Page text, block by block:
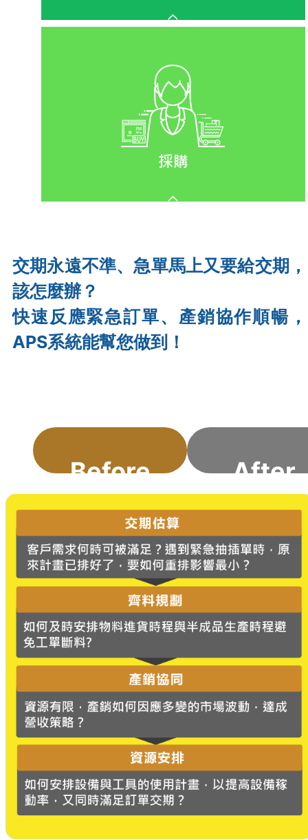
待料
計畫永遠趕不上變化，只好靠經驗決定該加
生管又通知停工待料了，到底該怎樣安排進
時程,才能滿足工單齊料？
交期永遠不準、急單馬上又要給交期，
該怎麼辦？
快速反應緊急訂單、產銷協作順暢，
APS系統能幫您做到！
Before After